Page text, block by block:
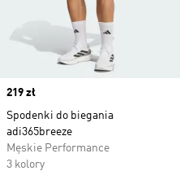
Price
219 zł
Spodenki do biegania
adi365breeze
Męskie Performance
3 kolory